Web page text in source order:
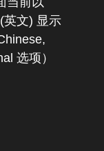
英文) 显示
选项）